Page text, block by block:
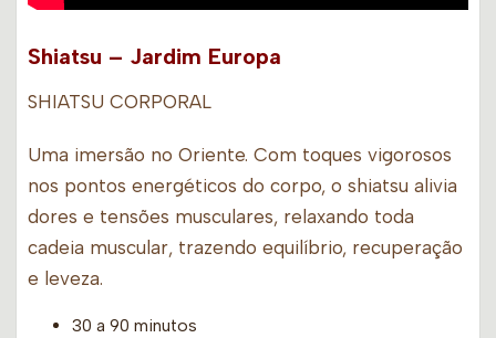
Shiatsu – Jardim Europa
SHIATSU CORPORAL
Uma imersão no Oriente. Com toques vigorosos
nos pontos energéticos do corpo, o shiatsu alivia
dores e tensões musculares, relaxando toda
cadeia muscular, trazendo equilíbrio, recuperação
e leveza.
30 a 90 minutos